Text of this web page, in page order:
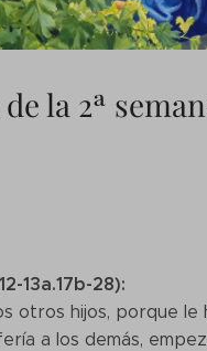
la 2ª
13a.17b-28):
otros hijos, porque
a los demás,